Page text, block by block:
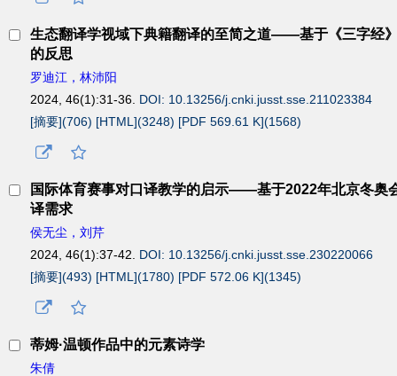
生态翻译学视域下典籍翻译的至简之道——基于《三字经
的反思
罗迪江，林沛阳
2024, 46(1):31-36. DOI: 10.13256/j.cnki.jusst.sse.211023384
[摘要](706) [HTML](3248) [PDF 569.61 K](1568)
国际体育赛事对口译教学的启示——基于2022年北京冬奥
译需求
侯无尘，刘芹
2024, 46(1):37-42. DOI: 10.13256/j.cnki.jusst.sse.230220066
[摘要](493) [HTML](1780) [PDF 572.06 K](1345)
蒂姆·温顿作品中的元素诗学
朱倩